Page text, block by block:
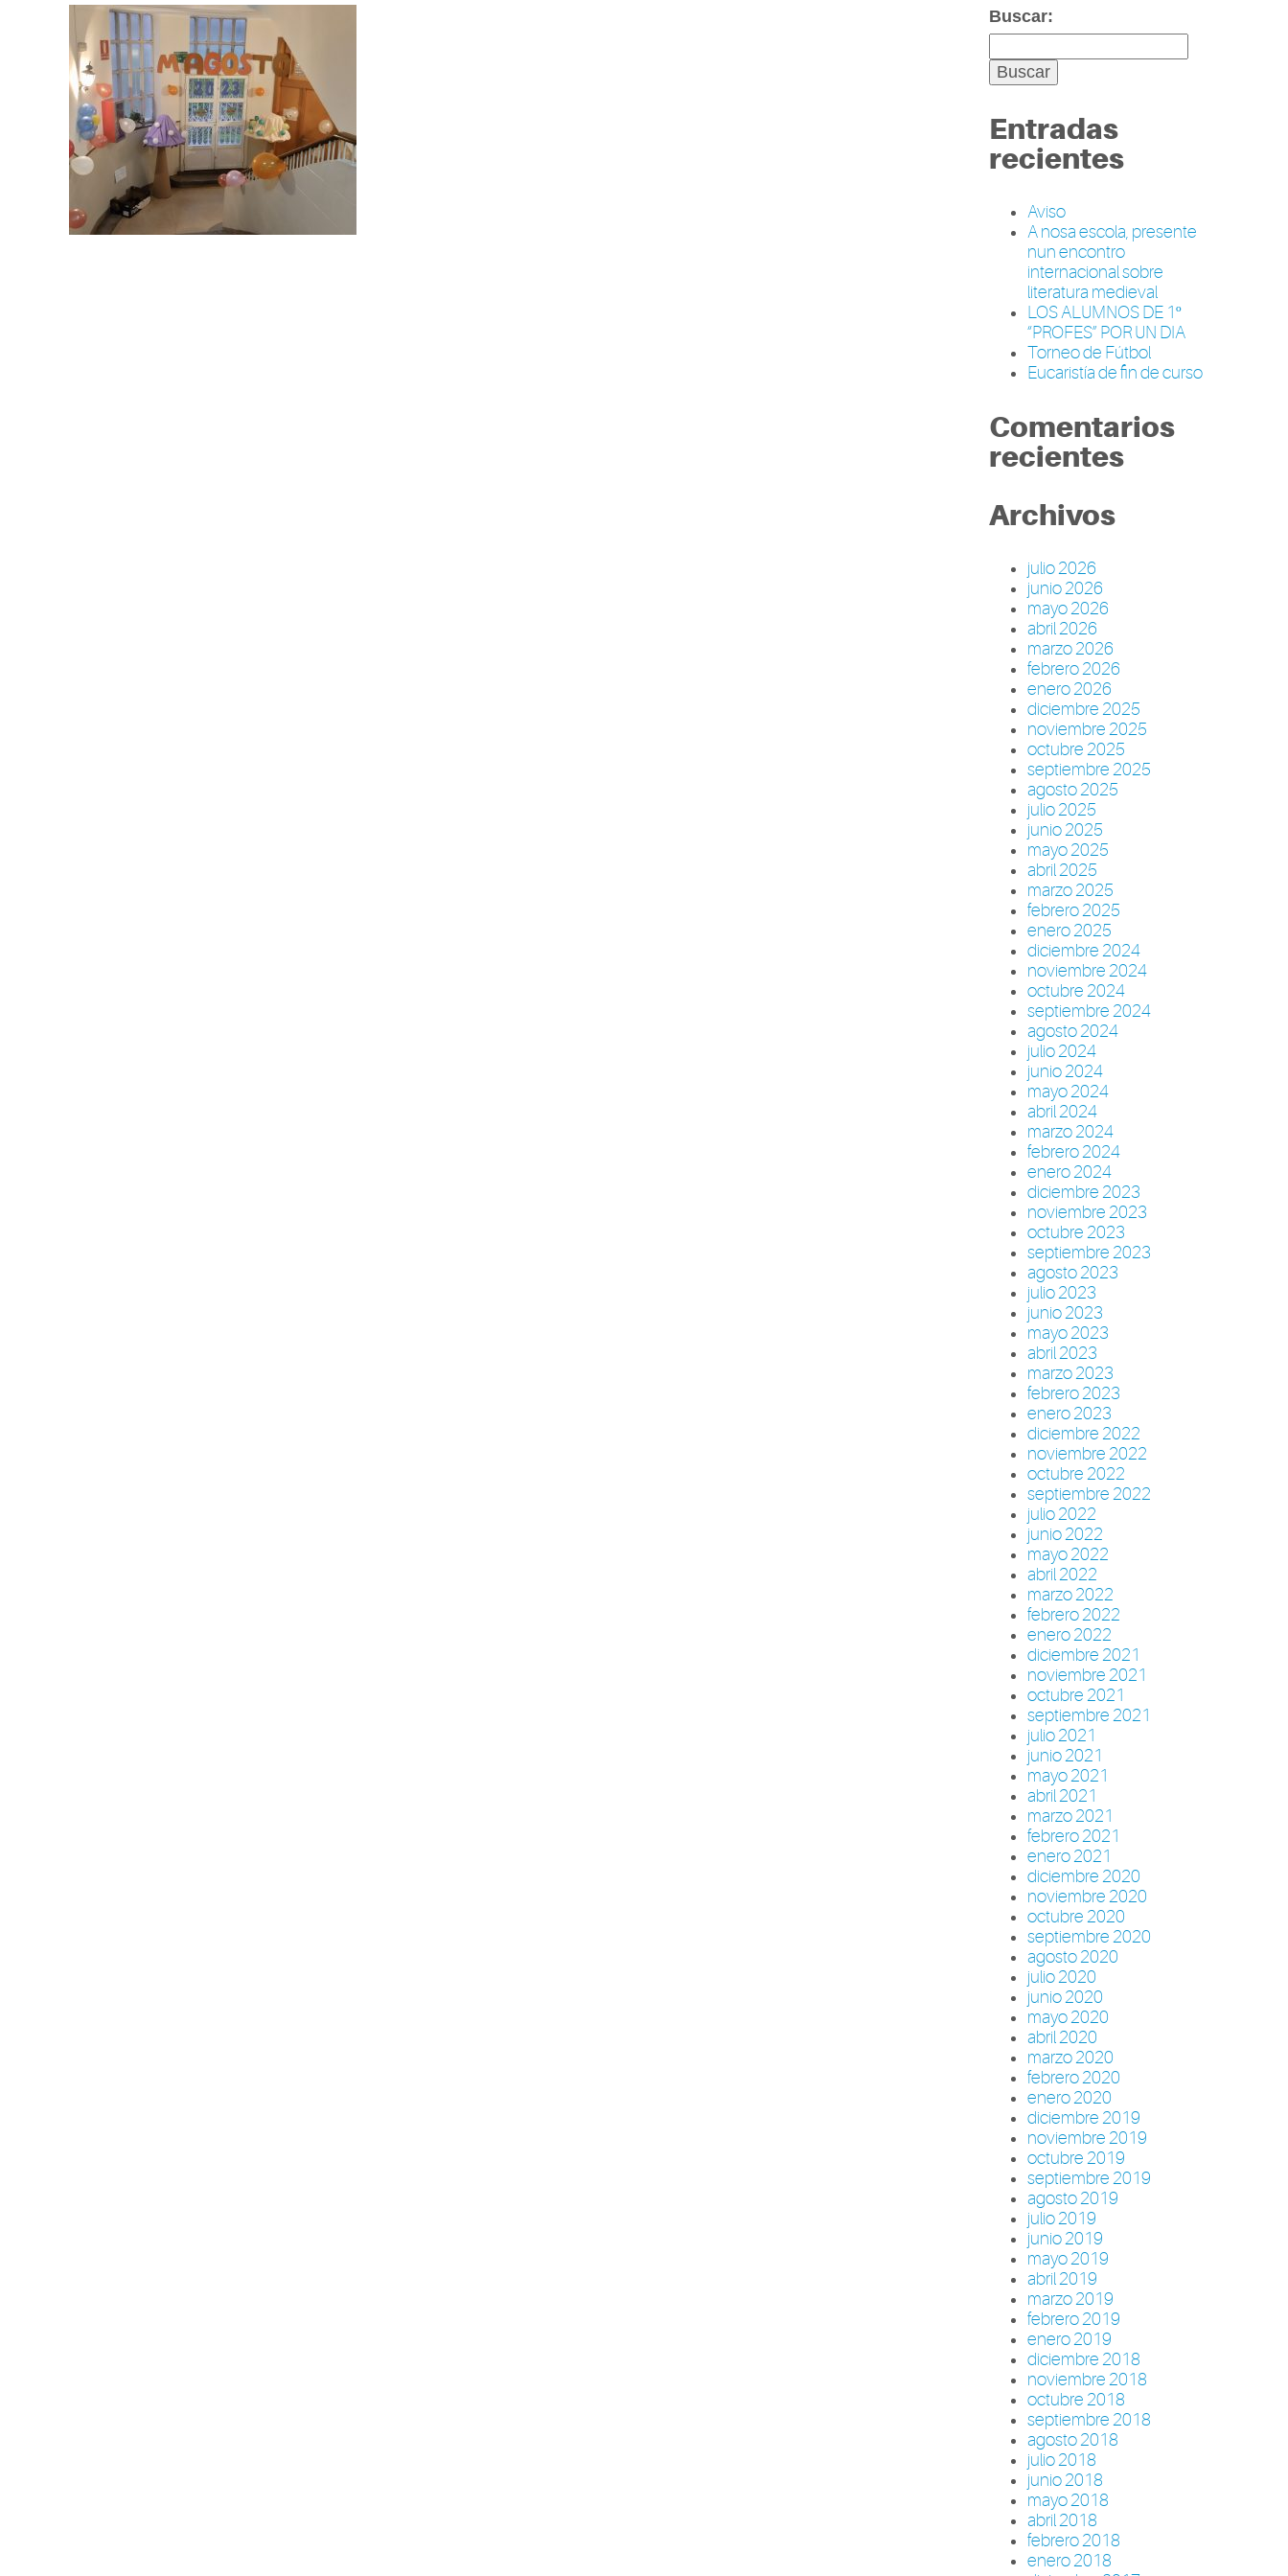
Buscar:
Entradas
recientes
Aviso
A nosa escola, presente
nun encontro
internacional sobre
literatura medieval
LOS ALUMNOS DE 1º
“PROFES” POR UN DIA
Torneo de Fútbol
Eucaristía de fin de curso
Comentarios
recientes
Archivos
julio 2026
junio 2026
mayo 2026
abril 2026
marzo 2026
febrero 2026
enero 2026
diciembre 2025
noviembre 2025
octubre 2025
septiembre 2025
agosto 2025
julio 2025
junio 2025
mayo 2025
abril 2025
marzo 2025
febrero 2025
enero 2025
diciembre 2024
noviembre 2024
octubre 2024
septiembre 2024
agosto 2024
julio 2024
junio 2024
mayo 2024
abril 2024
marzo 2024
febrero 2024
enero 2024
diciembre 2023
noviembre 2023
octubre 2023
septiembre 2023
agosto 2023
julio 2023
junio 2023
mayo 2023
abril 2023
marzo 2023
febrero 2023
enero 2023
diciembre 2022
noviembre 2022
octubre 2022
septiembre 2022
julio 2022
junio 2022
mayo 2022
abril 2022
marzo 2022
febrero 2022
enero 2022
diciembre 2021
noviembre 2021
octubre 2021
septiembre 2021
julio 2021
junio 2021
mayo 2021
abril 2021
marzo 2021
febrero 2021
enero 2021
diciembre 2020
noviembre 2020
octubre 2020
septiembre 2020
agosto 2020
julio 2020
junio 2020
mayo 2020
abril 2020
marzo 2020
febrero 2020
enero 2020
diciembre 2019
noviembre 2019
octubre 2019
septiembre 2019
agosto 2019
julio 2019
junio 2019
mayo 2019
abril 2019
marzo 2019
febrero 2019
enero 2019
diciembre 2018
noviembre 2018
octubre 2018
septiembre 2018
agosto 2018
julio 2018
junio 2018
mayo 2018
abril 2018
febrero 2018
enero 2018